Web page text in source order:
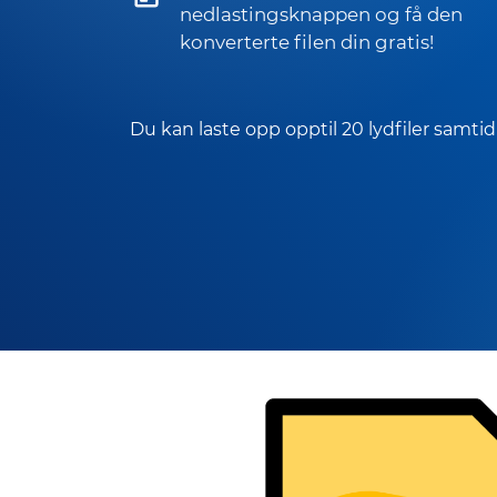
nedlastingsknappen og få den
konverterte filen din gratis!
Du kan laste opp opptil 20 lydfiler